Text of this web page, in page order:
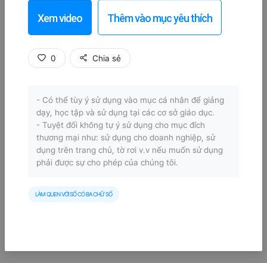
Xem video Thêm vào mục yêu thích
0 Chia sẻ
- Có thể tùy ý sử dụng vào mục cá nhân để giảng
dạy, học tập và sử dụng tại các cơ sở giáo dục.
- Tuyệt đối không tự ý sử dụng cho mục đích
thương mại như: sử dụng cho doanh nghiệp, sử
dụng trên trang chủ, tờ rơi v.v nếu muốn sử dụng
phải được sự cho phép của chúng tôi.
LÀM QUEN VỚI SỐ CÓ BA CHỮ SỐ